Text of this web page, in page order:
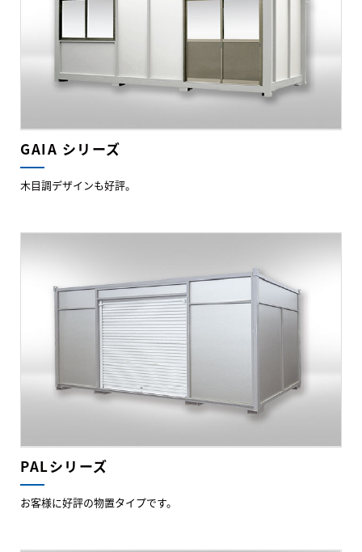
GAIA シリーズ
木目調デザインも好評。
PALシリーズ
お客様に好評の物置タイプです。